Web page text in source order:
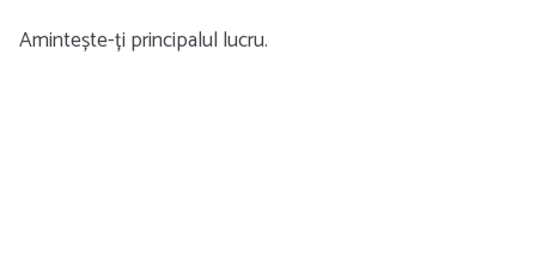
Amintește-ți principalul lucru.